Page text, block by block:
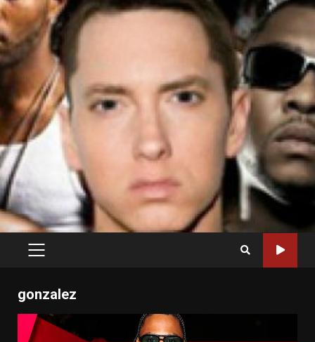
PRIMARY
gonzalez